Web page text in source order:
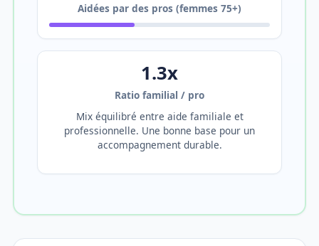
Aidées par des pros (femmes 75+)
1.3x
Ratio familial / pro
Mix équilibré entre aide familiale et
professionnelle. Une bonne base pour un
accompagnement durable.